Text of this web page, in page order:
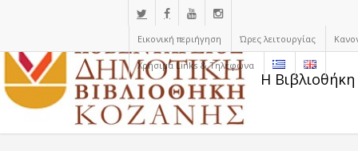
Εικονική περιήγηση Ώρες λειτουργίας
Χρήσιμα Links & Τηλέφωνα
Η